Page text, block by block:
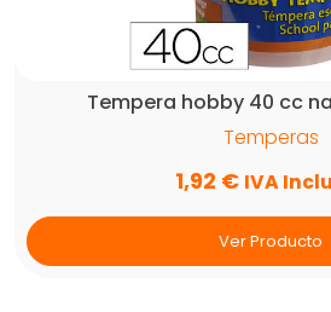
Tempera hobby 40 cc
Temperas
1,92 € IVA
Ver Producto